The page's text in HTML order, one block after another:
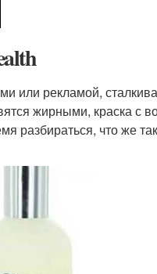
или рекламой,
жирными, краска с
разбираться, что же